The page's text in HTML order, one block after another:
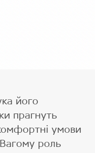
його
прагнуть
умови
роль